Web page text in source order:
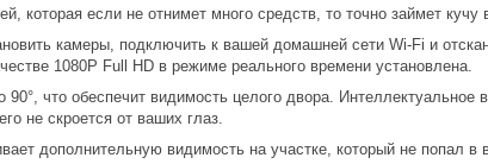
которая если не отнимет много средств, то точно займет кучу
камеры, подключить к вашей домашней сети Wi-Fi и
1080P Full HD в режиме реального времени установлена.
что обеспечит видимость целого двора. Интеллектуальное
не скроется от ваших глаз.
дополнительную видимость на участке, который не попал в